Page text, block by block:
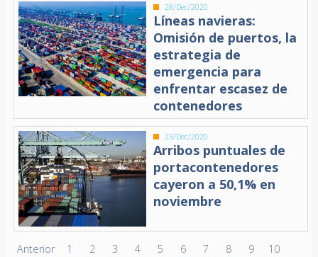
28/Dec/2020
Líneas navieras:
Omisión de puertos, la
estrategia de
emergencia para
enfrentar escasez de
contenedores
23/Dec/2020
Arribos puntuales de
portacontenedores
cayeron a 50,1% en
noviembre
Anterior 1 2 3 4 5 6 7 8 9 10